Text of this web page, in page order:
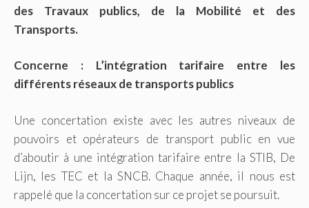
des Travaux publics, de la Mobilité et des
Transports.
Concerne : L’intégration tarifaire entre les
différents réseaux de transports publics
Une concertation existe avec les autres niveaux de
pouvoirs et opérateurs de transport public en vue
d’aboutir à une intégration tarifaire entre la STIB, De
Lijn, les TEC et la SNCB. Chaque année, il nous est
rappelé que la concertation sur ce projet se poursuit.